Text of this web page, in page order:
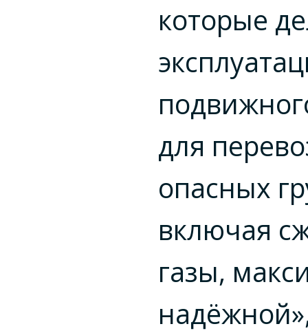
которые
для
опасных
включая
газы,